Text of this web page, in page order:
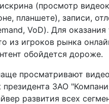
(просмотр
планшете), записи,
VoD). Для
из игроков рынка
обойдется дороже.
просматривают
президента ЗАО
развития всех